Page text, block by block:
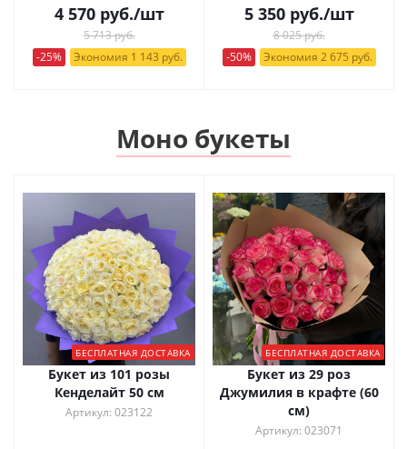
4 570руб./шт
5 713 руб.
-25%
Экономия 1 143 руб.
5 350руб./шт
8 025 руб.
-50%
Экономия 2 675 руб.
Моно букеты
БЕСПЛАТНАЯ ДОСТАВКА
Букет из 101 розы
Кенделайт 50 см
Артикул: 023122
БЕСПЛАТНАЯ ДОСТАВКА
Букет из 29 роз
Джумилия в крафте (60
см)
Артикул: 023071